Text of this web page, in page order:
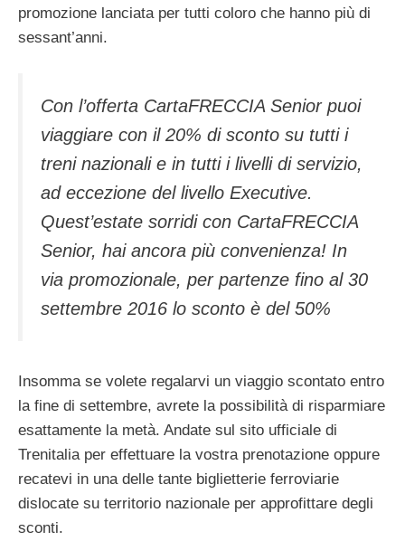
promozione lanciata per tutti coloro che hanno più di
sessant’anni.
Con l’offerta CartaFRECCIA Senior puoi
viaggiare con il 20% di sconto su tutti i
treni nazionali e in tutti i livelli di servizio,
ad eccezione del livello Executive.
Quest’estate sorridi con CartaFRECCIA
Senior, hai ancora più convenienza! In
via promozionale, per partenze fino al 30
settembre 2016 lo sconto è del 50%
Insomma se volete regalarvi un viaggio scontato entro
la fine di settembre, avrete la possibilità di risparmiare
esattamente la metà. Andate sul sito ufficiale di
Trenitalia per effettuare la vostra prenotazione oppure
recatevi in una delle tante biglietterie ferroviarie
dislocate su territorio nazionale per approfittare degli
sconti.